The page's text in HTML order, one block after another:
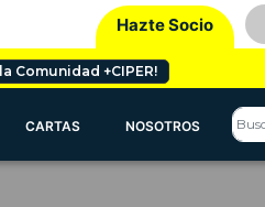
Hazte Socio
la Comunidad +CIPER!
CARTAS NOSOTROS